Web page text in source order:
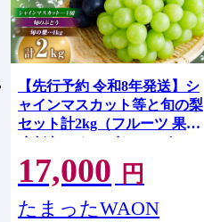
【先行予約 令和8年発送】シ
ャインマスカット等と旬の梨
セット計2kg（フルーツ 果物
くだもの シャインマスカッ
ト ブドウ 先行受付 2026 贈答
用 プレゼント 限定）
17,000 円
たまったWAON